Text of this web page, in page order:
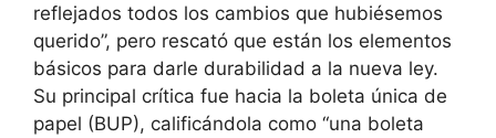
reflejados todos los cambios que hubiésemos
querido”, pero rescató que están los elementos
básicos para darle durabilidad a la nueva ley.
Su principal crítica fue hacia la boleta única de
papel (BUP), calificándola como “una boleta